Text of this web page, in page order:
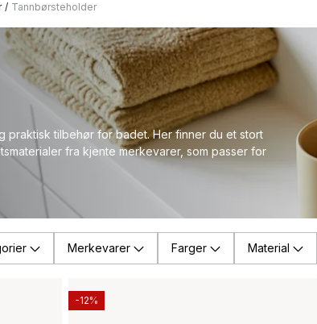
/ Tannbørsteholder
praktisk tilbehør for badet. Her finner du et stort
fra kjente merkevarer, som passer for
Merkevarer Farger Material
-12%